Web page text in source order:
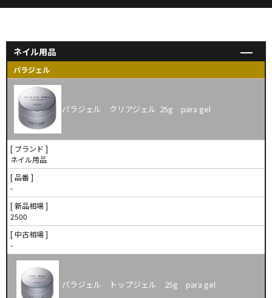
ネイル用品
パラジェル
パラジェル クリアジェル 25g para gel
[ ブランド ]
ネイル用品
[ 品番 ]
-
[ 新品相場 ]
2500
[ 中古相場 ]
-
パラジェル トップジェル 25g para gel